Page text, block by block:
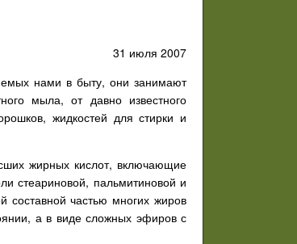
31 июля 2007
нами в быту, они занимают
мыла, от давно известного
жидкостей для стирки и
жирных кислот, включающие
стеариновой, пальмитиновой и
составной частью многих жиров
а в виде сложных эфиров с